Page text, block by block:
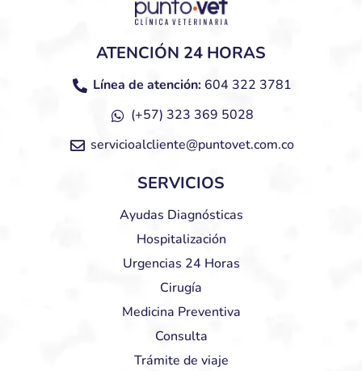
ATENCIÓN 24 HORAS
Línea de atención:604 322 3781
(+57) 323 369 5028
servicioalcliente@puntovet.com.co
SERVICIOS
Ayudas Diagnósticas
Hospitalización
Urgencias 24 Horas
Cirugía
Medicina Preventiva
Consulta
Trámite de viaje